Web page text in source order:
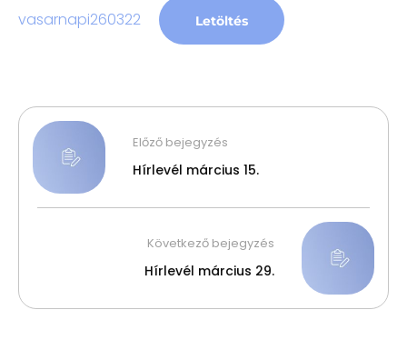
vasarnapi260322 Letöltés
Előző bejegyzés
Hírlevél március 15.
Következő bejegyzés
Hírlevél március 29.